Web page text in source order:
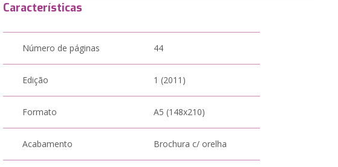
Características
Número de páginas 44
Edição 1 (2011)
Formato A5 (148x210)
Acabamento Brochura c/ orelha